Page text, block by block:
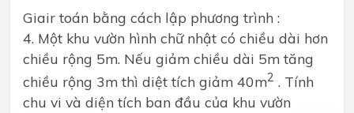
Giair toán bằng cách lập phương trình :
4. Một khu vườn hình chữ nhật có chiều dài hơn
chiều rộng 5m. Nếu giảm chiều dài 5m tăng
chiều rộng 3m thì diệt tích giảm 40m2 . Tính
chu vi và diện tích ban đầu của khu vườn